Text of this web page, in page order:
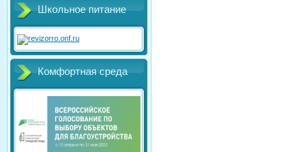
Школьное питание
Комфортная среда